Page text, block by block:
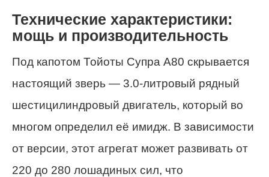
Технические характеристики:
мощь и производительность
Под капотом Тойоты Супра A80 скрывается
настоящий зверь — 3.0-литровый рядный
шестицилиндровый двигатель, который во
многом определил её имидж. В зависимости
от версии, этот агрегат может развивать от
220 до 280 лошадиных сил, что